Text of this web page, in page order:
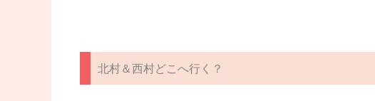
北村＆西村どこへ行く？